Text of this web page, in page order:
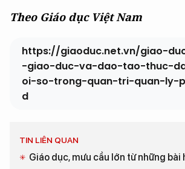
Theo Giáo dục Việt Nam
https://giaoduc.net.vn/giao-
-giao-duc-va-dao-tao-thuc-
oi-so-trong-quan-tri-quan-ly-
d
TIN LIÊN QUAN
Giáo dục, mưu cầu lớn từ những bài